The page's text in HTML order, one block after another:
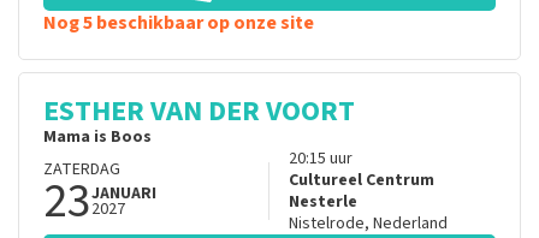
Nog 5 beschikbaar op onze site
ESTHER VAN DER VOORT
Mama is Boos
ZATERDAG
23JANUARI
2027
20:15 uur
Cultureel Centrum
Nesterle
Nistelrode, Nederland